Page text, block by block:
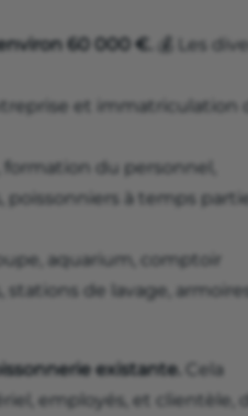
60 000 €.
💰 Les
et immatriculation
du personnel,
poissonniers à temps
aquarium, comptoir
stations de lavage,
existante.
Cela
employés, et clientèle,